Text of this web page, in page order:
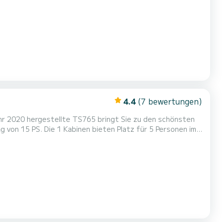
4.4 (7 bewertungen)
2020 hergestellte TS765 bringt Sie zu den schönsten
bei Ihnen.